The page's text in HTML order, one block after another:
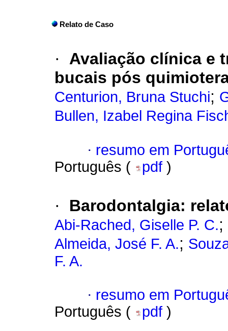
Relato de Caso
·
Avaliação clínica e
bucais pós
Centurion, Bruna Stuchi;
Bullen, Izabel Regina
· resumo em
Português (
pdf )
· Barodontalgia:
Abi-Rached, Giselle P. C.;
Almeida, José F. A.;
F. A.
· resumo em
Português (
pdf )